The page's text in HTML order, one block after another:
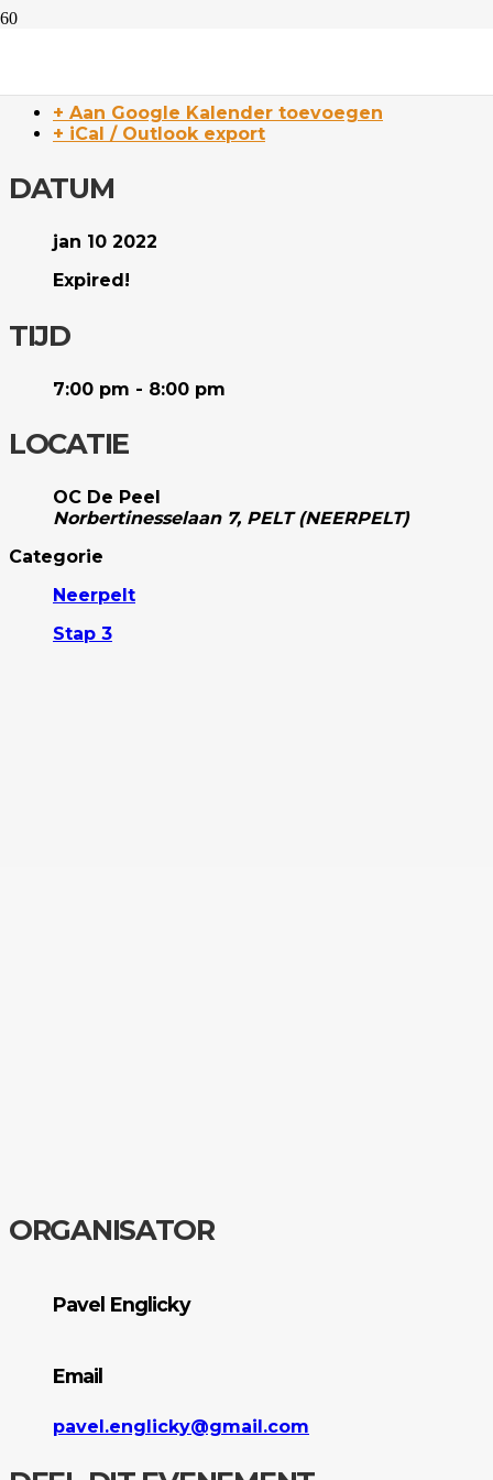
+ Aan Google Kalender toevoegen
+ iCal / Outlook export
DATUM
jan 10 2022
Expired!
TIJD
7:00 pm - 8:00 pm
LOCATIE
OC De Peel
Norbertinesselaan 7, PELT (NEERPELT)
Categorie
Neerpelt
Stap 3
ORGANISATOR
Pavel Englicky
Email
pavel.englicky@gmail.com